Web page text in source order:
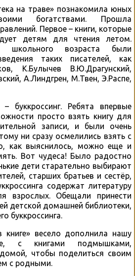
на траве» познакомила юных
богатствами. Прошла
Первое – книги, которые
детям для чтения летом.
школьного возраста были
таких писателей, как
К.Булычев В.Ю.Драгунский,
А.Линдгрен, М.Твен, Э.Распе,
буккроссинг. Ребята впервые
просто взять книгу для
записи, и были очень
ни сразу осмелились взять с
как выяснилось, можно еще и
Вот чудеса! Было радостно
дети старательно выбирают
старших братьев и сестёр,
содержат литературу
взрослых. Обещали принести
детской домашней библиотеки,
буккроссинга.
книге» весело дополнила нашу
с книгами подмышками,
чтобы поделиться своим
с родными.